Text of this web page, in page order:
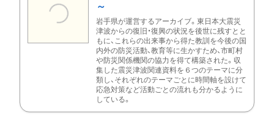
～
岩手県が運営するアーカイブ。東日本大震災
津波からの復旧・復興の状況を後世に残すとと
もに、これらの出来事から得た教訓を今後の国
内外の防災活動、教育等に生かすため、市町村
や防災関係機関の協力を得て構築された。収
集した震災津波関連資料を６つのテーマに分
類し、それぞれのテーマごとに時間軸を設けて
応急対策など活動ごとの流れも分かるように
している。